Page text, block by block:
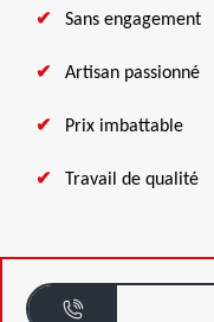
Sans engagement
Artisan passionné
Prix imbattable
Travail de qualité